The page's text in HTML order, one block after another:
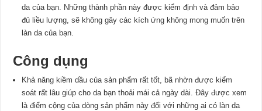
da của bạn. Những thành phần này được kiểm định và đảm bảo
đủ liều lượng, sẽ không gây các kích ứng không mong muốn trên
làn da của bạn.
Công dụng
Khả năng kiềm dầu của sản phẩm rất tốt, bã nhờn được kiểm
soát rất lâu giúp cho da bạn thoải mái cả ngày dài. Đây được xem
là điểm cộng của dòng sản phẩm này đối với những ai có làn da